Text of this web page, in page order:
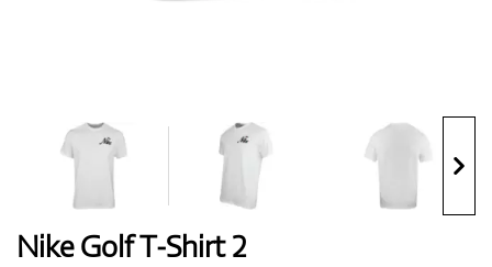
Bagy
Nike Golf T-Shirt 2